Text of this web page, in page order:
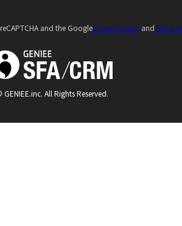
GENIEE.inc. All Rights Reserved.
and the GooglePrivacy Policy andTerms